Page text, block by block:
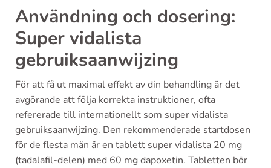
Användning och dosering:
Super vidalista
gebruiksaanwijzing
För att få ut maximal effekt av din behandling är det
avgörande att följa korrekta instruktioner, ofta
refererade till internationellt som super vidalista
gebruiksaanwijzing. Den rekommenderade startdosen
för de flesta män är en tablett super vidalista 20 mg
(tadalafil-delen) med 60 mg dapoxetin. Tabletten bör